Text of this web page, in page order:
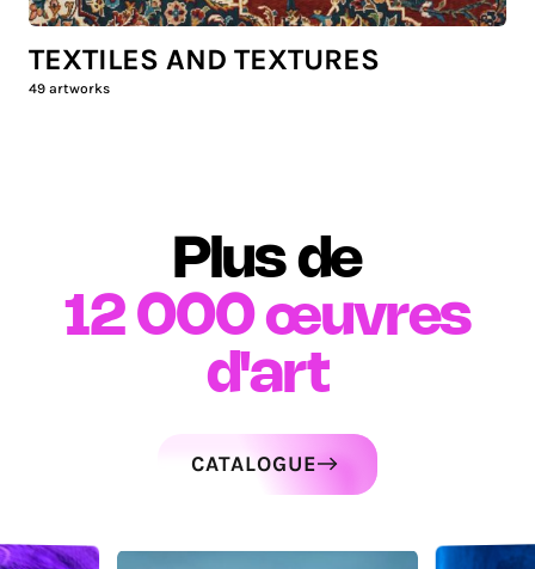
TEXTILES AND TEXTURES
49 artworks
Plus de
12 000 œuvres
d'art
CATALOGUE